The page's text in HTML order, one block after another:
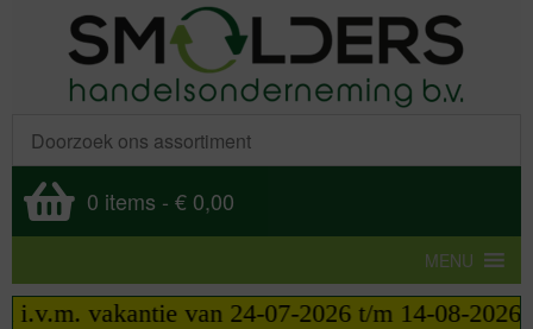
0 items - € 0,00
MENU
van 24-07-2026 t/m 14-08-2026